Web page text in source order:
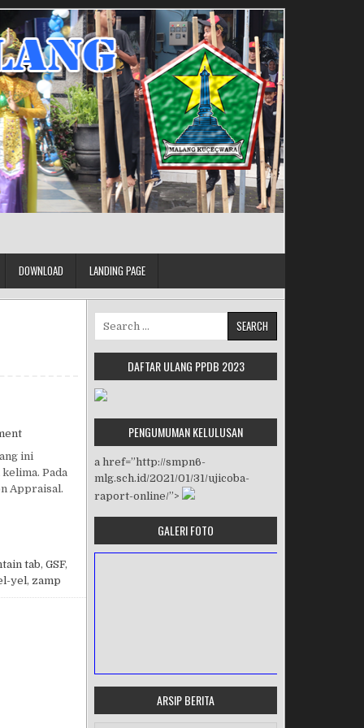
DOWNLOAD LANDING PAGE
on PENJURIAN GSF 2018
ini
Pada
Appraisal.
tab, GSF,
yel, zamp
Search for:
DAFTAR ULANG PPDB 2023
PENGUMUMAN KELULUSAN
a href=”http://smpn6-
mlg.sch.id/2021/01/31/ujicoba-
raport-online/”>
GALERI FOTO
ARSIP BERITA